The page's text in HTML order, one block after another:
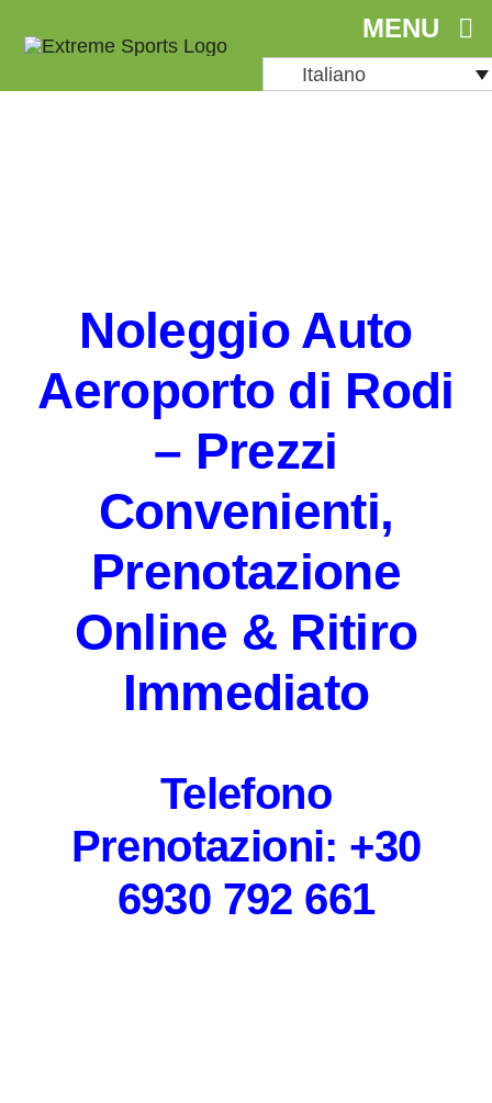
content
MENU
Italiano
Noleggio Auto
Aeroporto di Rodi
– Prezzi
Convenienti,
Prenotazione
Online & Ritiro
Immediato
Telefono
Prenotazioni: +30
6930 792 661